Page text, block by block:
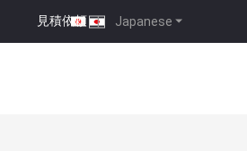
Japanese
見積依頼 |